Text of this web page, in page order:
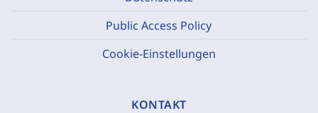
Public Access Policy
Cookie-Einstellungen
KONTAKT